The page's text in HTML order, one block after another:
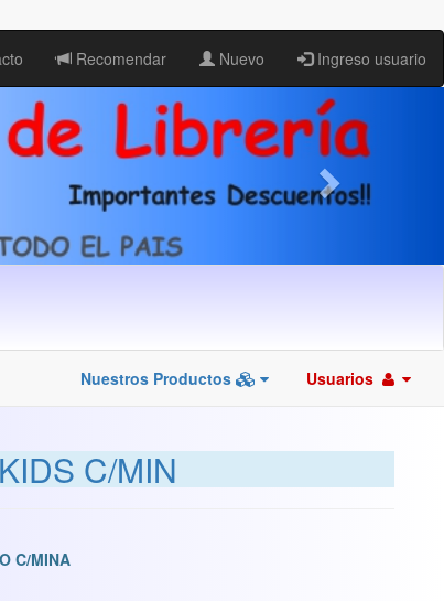
Recomendar Nuevo Ingreso usuario
Nuestros Productos Usuarios
C/MIN
C/MINA